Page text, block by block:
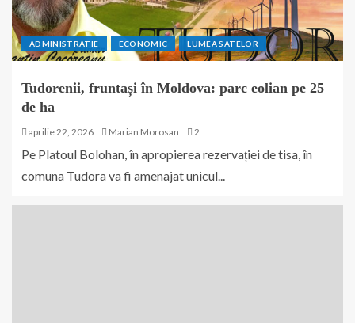
ADMINISTRATIE ECONOMIC LUMEA SATELOR
Tudorenii, fruntași în Moldova: parc eolian pe 25
de ha
aprilie 22, 2026 Marian Morosan 2
Pe Platoul Bolohan, în apropierea rezervației de tisa, în
comuna Tudora va fi amenajat unicul...